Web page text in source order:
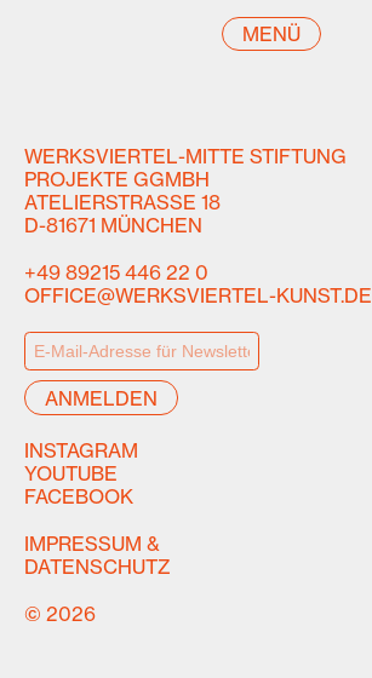
MENÜ
WERKSVIERTEL-MITTE STIFTUNG
PROJEKTE GGMBH
ATELIERSTRASSE 18
D-81671 MÜNCHEN
+49 89215 446 22 0
OFFICE@WERKSVIERTEL-KUNST.DE
INSTAGRAM
YOUTUBE
FACEBOOK
IMPRESSUM &
DATENSCHUTZ
© 2026